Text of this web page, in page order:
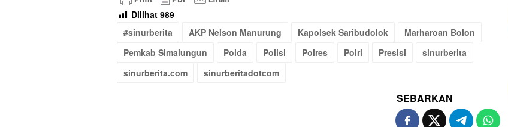
Dilihat 989
#sinurberita
AKP Nelson Manurung Kapolsek Saribudolok
Marharoan Bolon
Pemkab Simalungun
Polda Polisi Polres Polri Presisi
sinurberita
sinurberita.com
sinurberitadotcom
SEBARKAN